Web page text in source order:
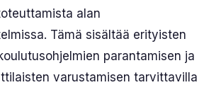
alan
Tämä sisältää erityisten
parantamisen ja
varustamisen tarvittavilla